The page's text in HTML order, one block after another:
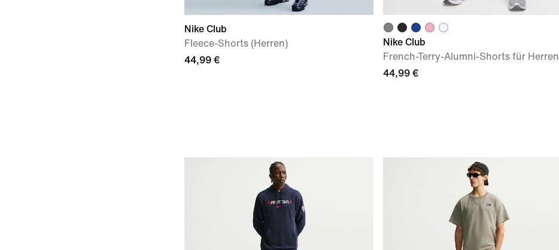
Nike Club
Fleece-Shorts (Herren)
44,99 €
Nike Club
French-Terry-Alumni-Shorts für Herren
44,99 €